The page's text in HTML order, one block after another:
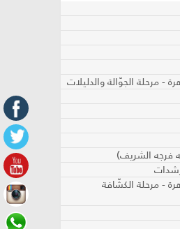
- مرحلة الجوّالة والدليلات
فرجه الشريف)
- مرحلة الكشّافة